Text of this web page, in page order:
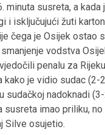
minuta susreta, a kada
i isključujući žuti karton
čega je Osijek ostao
vodstva
penalu za
kako je vidio sudac (2-2
sudačkoj nadoknadi
susreta imao priliku, no
Silve osujetio.